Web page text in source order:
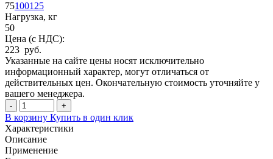
75100125
Нагрузка, кг
50
Цена (с НДС):
223 руб.
Указанные на сайте цены носят исключительно
информационный характер, могут отличаться от
действительных цен. Окончательную стоимость уточняйте у
вашего менеджера.
- +
В корзину Купить в один клик
Характеристики
Описание
Применение